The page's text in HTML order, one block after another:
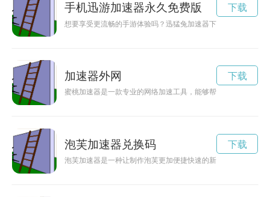
手机迅游加速器永久免费版
想要享受更流畅的手游体验吗？迅猛兔加速器下载是你的不二
下载
加速器外网
蜜桃加速器是一款专业的网络加速工具，能够帮助用户快速稳
下载
泡芙加速器兑换码
泡芙加速器是一种让制作泡芙更加便捷快速的新型工具，让你轻
下载